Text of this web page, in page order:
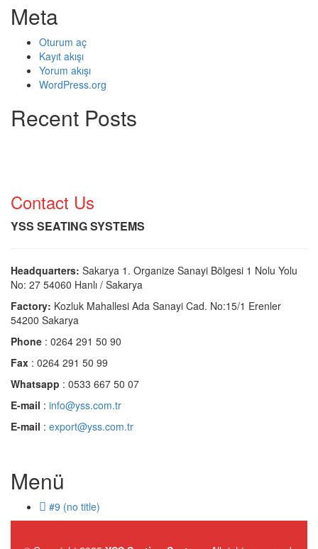
Meta
Oturum aç
Kayıt akışı
Yorum akışı
WordPress.org
Recent Posts
Contact Us
YSS SEATING SYSTEMS
Headquarters: Sakarya 1. Organize Sanayi Bölgesi 1 Nolu Yolu
No: 27 54060 Hanlı / Sakarya
Factory: Kozluk Mahallesi Ada Sanayi Cad. No:15/1 Erenler
54200 Sakarya
Phone : 0264 291 50 90
Fax : 0264 291 50 99
Whatsapp : 0533 667 50 07
E-mail : info@yss.com.tr
E-mail : export@yss.com.tr
Menü
#9 (no title)